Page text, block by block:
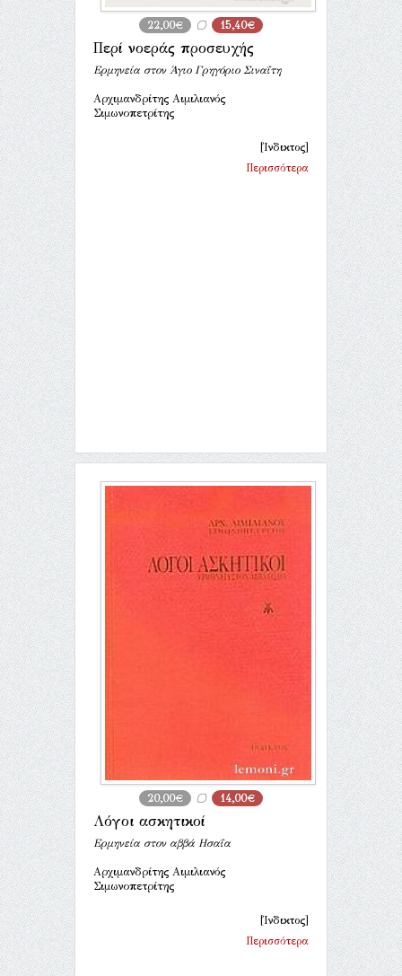
22,00€ 15,40€
Περί νοεράς προσευχής
Ερμηνεία στον Άγιο Γρηγόριο Σιναΐτη
Αρχιμανδρίτης Αιμιλιανός
Σιμωνοπετρίτης
[Ίνδικτος]
Περισσότερα
20,00€ 14,00€
Λόγοι ασκητικοί
Ερμηνεία στον αββά Ησαΐα
Αρχιμανδρίτης Αιμιλιανός
Σιμωνοπετρίτης
[Ίνδικτος]
Περισσότερα